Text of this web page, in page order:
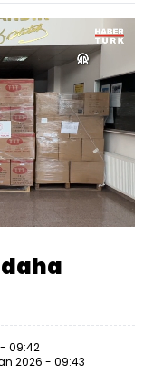
Hızı
daha
09:42
2026 - 09:43